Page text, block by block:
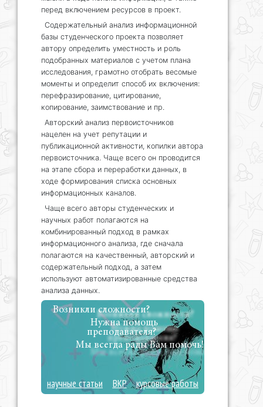
перед включением ресурсов в проект.
Содержательный анализ информационной
базы студенческого проекта позволяет
автору определить уместность и роль
подобранных материалов с учетом плана
исследования, грамотно отобрать весомые
моменты и определит способ их включения:
перефразирование, цитирование,
копирование, заимствование и пр.
Авторский анализ первоисточников
нацелен на учет репутации и
публикационной активности, копилки автора
первоисточника. Чаще всего он проводится
на этапе сбора и переработки данных, в
ходе формирования списка основных
информационных каналов.
Чаще всего авторы студенческих и
научных работ полагаются на
комбинированный подход в рамках
информационного анализа, где сначала
полагаются на качественный, авторский и
содержательный подход, а затем
используют автоматизированные средства
анализа данных.
Возникли сложности?
Нужна помощь
преподавателя?
Мы всегда рады Вам помочь!
научные статьи ВКР курсовые работы